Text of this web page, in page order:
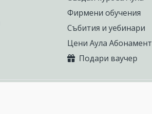
Фирмени обучения
Събития и уебинари
Цени Аула Абонамент
Подари ваучер